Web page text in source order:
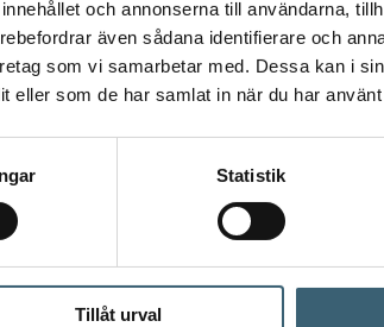
och annonserna till användarna,
även sådana identifierare och
som vi samarbetar med. Dessa kan i
eller som de har samlat in när du har
Statistik
Tillåt urval
gga
AUTOMATBEVATTNING
Claber plastkoppling